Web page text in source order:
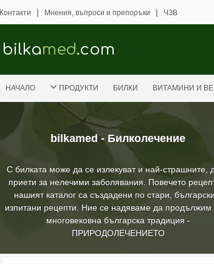
bilkamed - Билколечение
С билката може да се излекуват и най-страшните,
приети за нелечими заболявания. Повечето
нашият каталог са създадени по стари,
изпитани рецепти. Ние се надяваме да продължим
многовековна българска традиция -
ПРИРОДОЛЕЧЕНИЕТО
Контакти | Мнения, въпроси и препоръки | ЧЗВ
bilkamed.com
НАЧАЛО ПРОДУКТИ БИЛКИ ВИТАМИНИ И